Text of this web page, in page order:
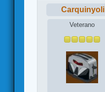
Carquinyoli
Veterano